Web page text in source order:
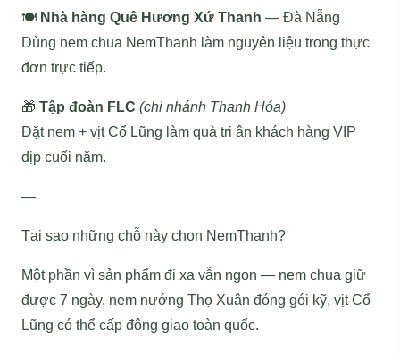
🍽️ Nhà hàng Quê Hương Xứ Thanh — Đà Nẵng
Dùng nem chua NemThanh làm nguyên liệu trong thực
đơn trực tiếp.
🎁 Tập đoàn FLC (chi nhánh Thanh Hóa)
Đặt nem + vịt Cổ Lũng làm quà tri ân khách hàng VIP
dịp cuối năm.
—
Tại sao những chỗ này chọn NemThanh?
Một phần vì sản phẩm đi xa vẫn ngon — nem chua giữ
được 7 ngày, nem nướng Thọ Xuân đóng gói kỹ, vịt Cổ
Lũng có thể cấp đông giao toàn quốc.